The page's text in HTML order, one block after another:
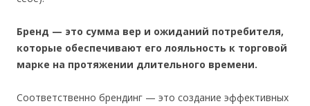
Бренд — это сумма вер и ожиданий потребителя,
которые обеспечивают его лояльность к торговой
марке на протяжении длительного времени.
Соответственно брендинг — это создание эффективных